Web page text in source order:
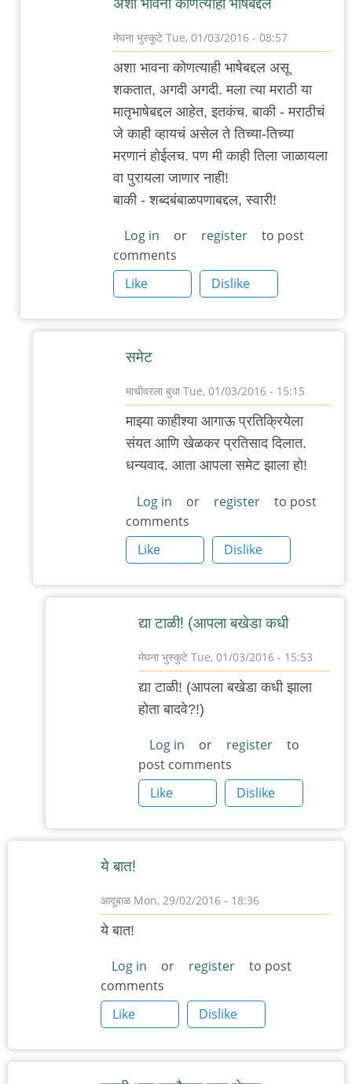
अशा भावना कोणत्याही भाषेबद्दल
मेघना भुस्कुटे Tue, 01/03/2016 - 08:57
असह्मत
बुधा
अशा भावना कोणत्याही भाषेबद्दल असू
शकतात, अगदी अगदी. मला त्या मराठी या
मातृभाषेबद्दल आहेत, इतकंच. बाकी - मराठीचं
जे काही व्हायचं असेल ते तिच्या-तिच्या
मरणानं होईलच. पण मी काही तिला जाळायला
वा पुरायला जाणार नाही!
बाकी - शब्दबंबाळपणाबद्दल, स्वारी!
Log in or register
to post
comments
Like
Dislike
समेट
माचीवरला बुधा Tue, 01/03/2016 - 15:15
reply
भावना
कोणत्याही
भाषेबद्दल
by
मेघना
माझ्या काहीश्या आगाऊ प्रतिक्रियेला
संयत आणि खेळकर प्रतिसाद दिलात.
धन्यवाद. आता आपला समेट झाला हो!
Log in or register
to post
comments
Like
Dislike
द्या टाळी! (आपला बखेडा कधी
मेघना भुस्कुटे Tue, 01/03/2016 - 15:53
In
reply
to
समेट
by
माचीवरला
बुधा
द्या टाळी! (आपला बखेडा कधी झाला
होता बादवे?!)
Log in or register
to
post comments
Like
Dislike
ये बात!
आदूबाळMon, 29/02/2016 - 18:36
ये बात!
Log in or register
to post
comments
Like
Dislike